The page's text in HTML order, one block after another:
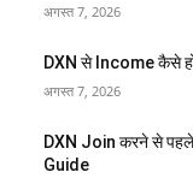
अगस्त 7, 2026
DXN से Income कैसे
अगस्त 7, 2026
DXN Join करने से
Guide